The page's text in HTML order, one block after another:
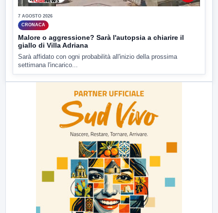
7 AGOSTO 2026
CRONACA
Malore o aggressione? Sarà l'autopsia a chiarire il
giallo di Villa Adriana
Sarà affidato con ogni probabilità all'inizio della prossima
settimana l'incarico...